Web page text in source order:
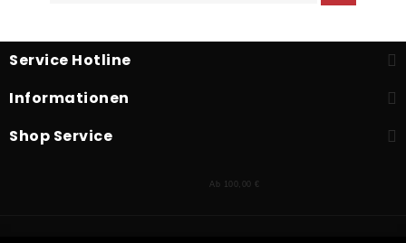
Service Hotline
Informationen
Shop Service
Ab 100,00 €